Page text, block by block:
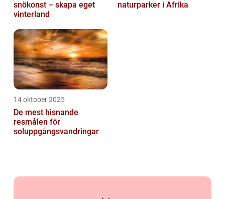
snökonst – skapa eget
vinterland
naturparker i Afrika
14 oktober 2025
De mest hisnande
resmålen för
soluppgångsvandringar